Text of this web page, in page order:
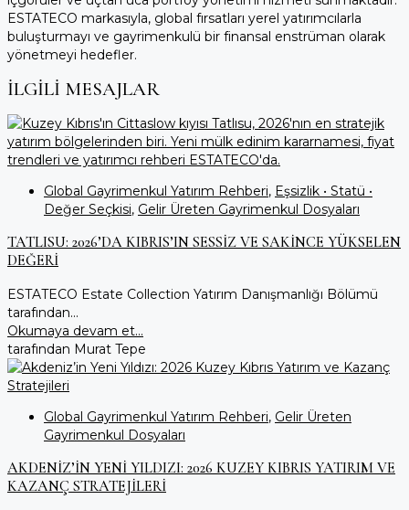
ESTATECO markasıyla, global fırsatları yerel yatırımcılarla
buluşturmayı ve gayrimenkulü bir finansal enstrüman olarak
yönetmeyi hedefler.
İLGILI MESAJLAR
Global Gayrimenkul Yatırım Rehberi, Eşsizlik • Statü •
Değer Seçkisi, Gelir Üreten Gayrimenkul Dosyaları
TATLISU: 2026’DA KIBRIS’IN SESSİZ VE SAKİNCE YÜKSELEN
DEĞERİ
ESTATECO Estate Collection Yatırım Danışmanlığı Bölümü
tarafından...
Okumaya devam et...
tarafından Murat Tepe
Global Gayrimenkul Yatırım Rehberi, Gelir Üreten
Gayrimenkul Dosyaları
AKDENİZ’İN YENİ YILDIZI: 2026 KUZEY KIBRIS YATIRIM VE
KAZANÇ STRATEJİLERİ